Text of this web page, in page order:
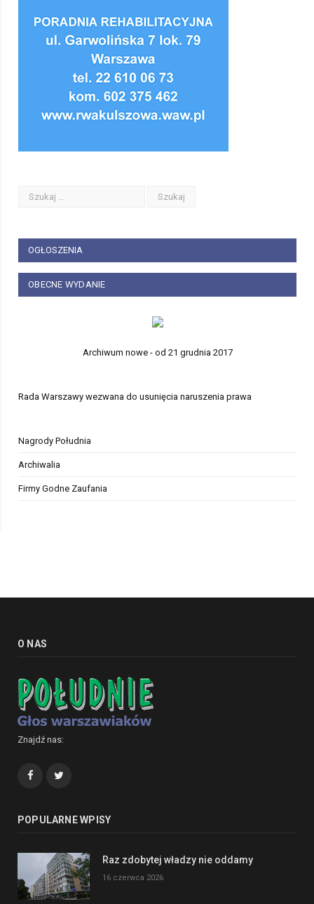
OGŁOSZENIA
OBECNE WYDANIE
Archiwum nowe - od 21 grudnia 2017
Rada Warszawy wezwana do usunięcia naruszenia prawa
Nagrody Południa
Archiwalia
Firmy Godne Zaufania
O NAS
Znajdź nas:
Facebook
POPULARNE WPISY
Raz zdobytej władzy nie oddamy
16 czerwca 2026